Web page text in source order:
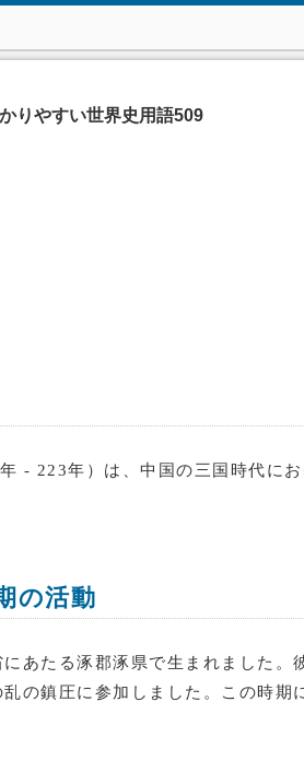
りやすい世界史用語509
- 223年）は、中国の三国時代に
の活動
あたる涿郡涿県で生まれました
の鎮圧に参加しました。この時